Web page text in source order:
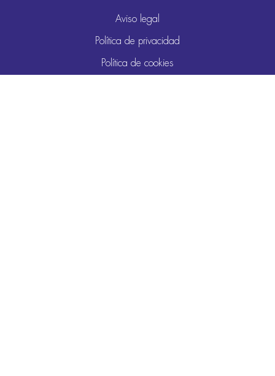
Aviso legal
Política de privacidad
Política de cookies